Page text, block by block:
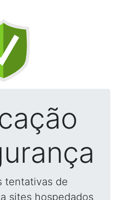
tentativas de
sites hospedados